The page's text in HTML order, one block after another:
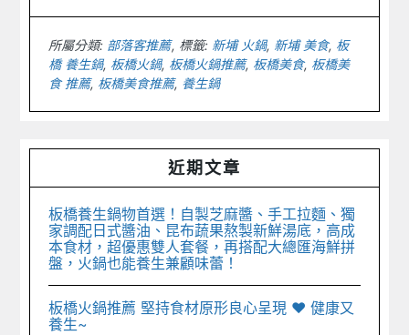
所屬分類: 部落客推薦 標籤: 新埔 火鍋, 新埔 美食, 板
橋 養生鍋, 板橋火鍋, 板橋火鍋推薦, 板橋美食, 板橋美
食 推薦, 板橋美食推薦, 養生鍋
Primary
近期文章
板橋養生鍋物首選！自製芝麻醬、手工拉麵、獨
家調配日式醬油、昆布蔬果熬製新鮮湯底，高成
本食材，超優惠雙人套餐，再搭配大總匯海鮮拼
盤，火鍋也能養生兼顧味蕾！
板橋火鍋推薦 堅持食材原形良心呈現 ♥︎ 健康又
養生~